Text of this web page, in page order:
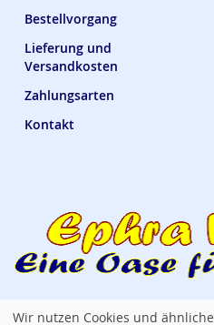
Bestellvorgang
Lieferung und
Versandkosten
Zahlungsarten
Kontakt
Wir nutzen Cookies und